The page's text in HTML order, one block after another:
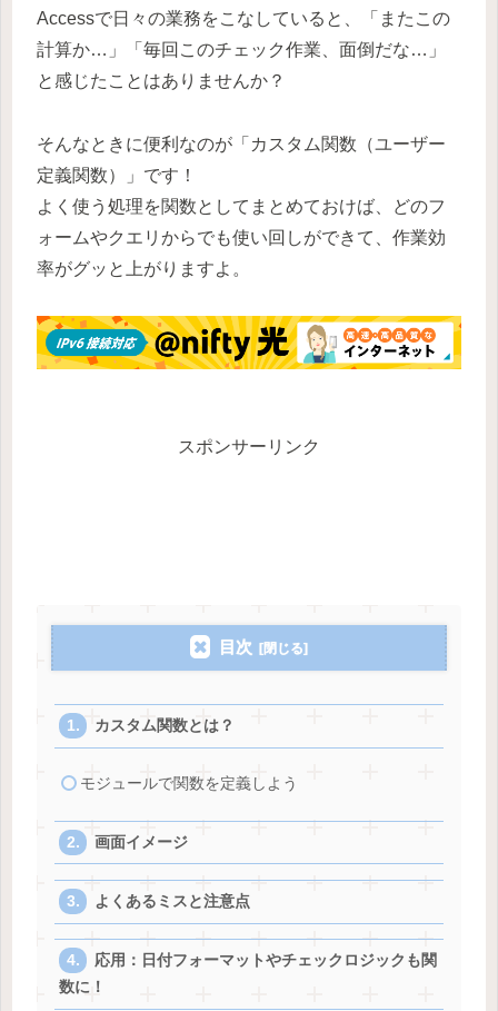
Accessで日々の業務をこなしていると、「またこの
計算か…」「毎回このチェック作業、面倒だな…」
と感じたことはありませんか？
そんなときに便利なのが「カスタム関数（ユーザー
定義関数）」です！
よく使う処理を関数としてまとめておけば、どのフ
ォームやクエリからでも使い回しができて、作業効
率がグッと上がりますよ。
スポンサーリンク
目次
カスタム関数とは？
モジュールで関数を定義しよう
画面イメージ
よくあるミスと注意点
応用：日付フォーマットやチェックロジックも関
数に！